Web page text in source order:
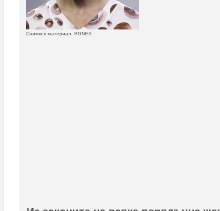
Снимков материал: BGNES